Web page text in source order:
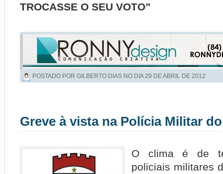
TROCASSE O SEU VOTO”
POSTADO POR GILBERTO DIAS NO DIA29 DE ABRIL DE 2012
Greve à vista na Polícia Militar
O clima é de
policiais militares